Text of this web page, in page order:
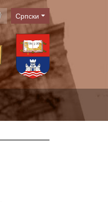
Language
Српски